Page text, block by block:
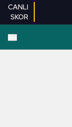
CANLI
SKOR